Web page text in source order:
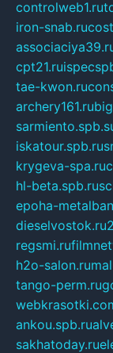
controlweb1.ru
iron-snab.ru
cpt21.ru
tae-kwon.ru
archery161.ru
iskatour.spb.ru
krygeva-spa.ru
hl-beta.spb.ru
epoha-
dieselvostok.ru
regsmi.ru
h2o-salon.ru
tango-perm.ru
ankou.spb.ru
sakhatoday.ru